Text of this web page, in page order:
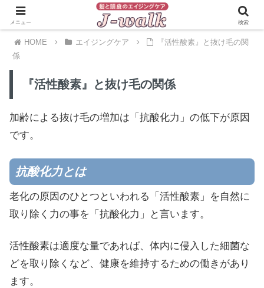
HOME エイジングケア
『活性酸素』と抜け毛の関
係
『活性酸素』と抜け毛の関係
加齢による抜け毛の増加は「抗酸化力」の低下が原因
です。
抗酸化力とは
老化の原因のひとつといわれる「活性酸素」を自然に
取り除く力の事を「抗酸化力」と言います。
活性酸素は適度な量であれば、体内に侵入した細菌な
どを取り除くなど、健康を維持するための働きがあり
ます。
メニュー 検索